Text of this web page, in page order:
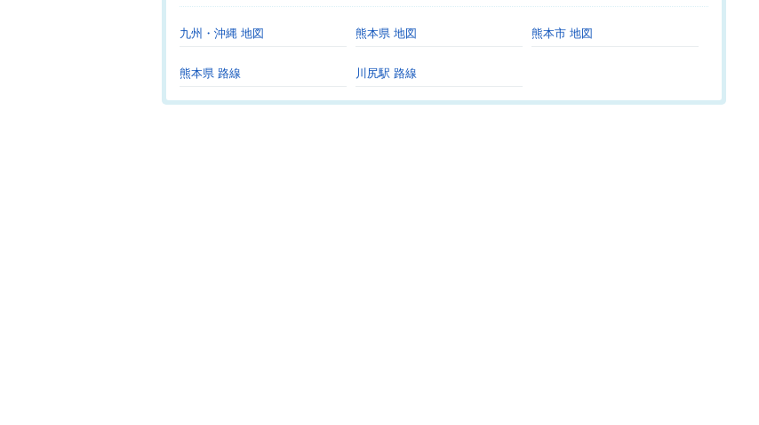
九州・沖縄 地図 熊本県 地図 熊本市 地図
熊本県 路線 川尻駅 路線